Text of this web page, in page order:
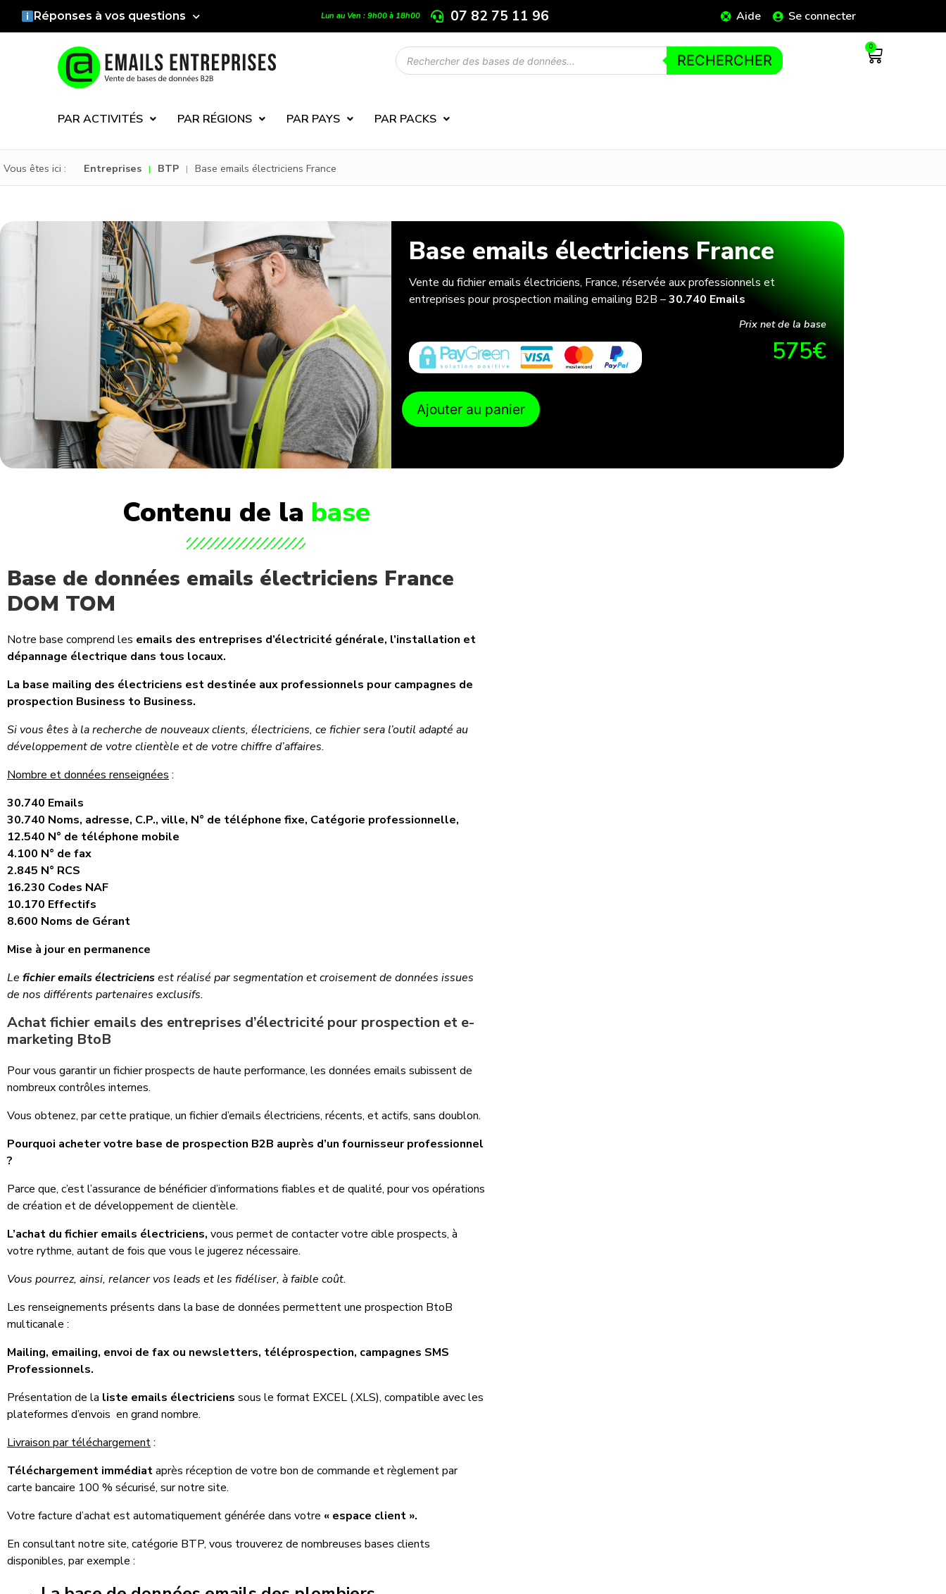
Réponses à vos questions Lun au Ven : 9h00 à 18h00 07 82 75 11 96 Aide Se connecter
RECHERCHER
0
PAR ACTIVITÉS PAR RÉGIONS PAR PAYS PAR PACKS
Vous êtes ici : Entreprises | BTP | Base emails électriciens France
Base emails électriciens France
Vente du fichier emails électriciens, France, réservée aux professionnels et
entreprises pour prospection mailing emailing B2B –30.740 Emails
Prix net de la base
575€
Ajouter au panier
Contenu de la base
Base de données emails électriciens France
DOM TOM
Notre base comprend les emails des entreprises d’électricité générale, l’installation et
dépannage électrique dans tous locaux.
La base mailing des électriciens est destinée aux professionnels pour campagnes de
prospection Business to Business.
Si vous êtes à la recherche de nouveaux clients, électriciens, ce fichier sera l’outil adapté au
développement de votre clientèle et de votre chiffre d’affaires.
Nombre et données renseignées :
30.740 Emails
30.740 Noms, adresse, C.P., ville, N° de téléphone fixe, Catégorie professionnelle,
12.540 N° de téléphone mobile
4.100 N° de fax
2.845 N° RCS
16.230 Codes NAF
10.170 Effectifs
8.600 Noms de Gérant
Mise à jour en permanence
Le fichier emails électriciensest réalisé par segmentation et croisement de données issues
de nos différents partenaires exclusifs.
Achat fichier emails des entreprises d’électricité pour prospection et e-
marketing BtoB
Pour vous garantir un fichier prospects de haute performance, les données emails subissent de
nombreux contrôles internes.
Vous obtenez, par cette pratique, un fichier d’emails électriciens, récents, et actifs, sans doublon.
Pourquoi acheter votre base de prospection B2B auprès d’un fournisseur professionnel
?
Parce que, c’est l’assurance de bénéficier d’informations fiables et de qualité, pour vos opérations
de création et de développement de clientèle.
L’achat du fichier emails électriciens, vous permet de contacter votre cible prospects, à
votre rythme, autant de fois que vous le jugerez nécessaire.
Vous pourrez, ainsi, relancer vos leads et les fidéliser, à faible coût.
Les renseignements présents dans la base de données permettent une prospection BtoB
multicanale :
Mailing, emailing, envoi de fax ou newsletters, téléprospection, campagnes SMS
Professionnels.
Présentation de la liste emails électriciens sous le format EXCEL (.XLS), compatible avec les
plateformes d’envois en grand nombre.
Livraison par téléchargement:
Téléchargement immédiataprès réception de votre bon de commande et règlement par
carte bancaire 100 % sécurisé, sur notre site.
Votre facture d’achat est automatiquement générée dans votre « espace client ».
En consultant notre site, catégorie BTP, vous trouverez de nombreuses bases clients
disponibles, par exemple :